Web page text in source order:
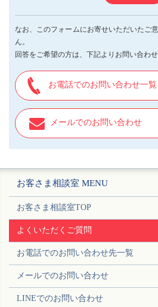
なお、このフォームにお寄せいただいたご
ん。
回答をご希望の方は、下記よりお問い合わ
お電話でのお問い合わせ一覧
メールでのお問い合わせ
お客さま相談室 MENU
お客さま相談室TOP
よくいただくご質問
お電話でのお問い合わせ先一覧
メールでのお問い合わせ
LINEでのお問い合わせ